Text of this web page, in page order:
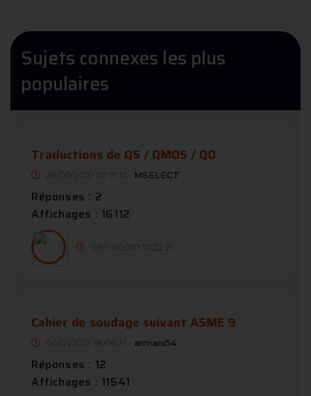
Sujets connexes les plus
populaires
Traductions de QS / QMOS / QO
28/05/2010 20:15:15 - MSELECT
Réponses : 2
Affichages : 16112
09/06/2010 10:22:21
Cahier de soudage suivant ASME 9
04/01/2012 18:06:31 - armani54
Réponses : 12
Affichages : 11541